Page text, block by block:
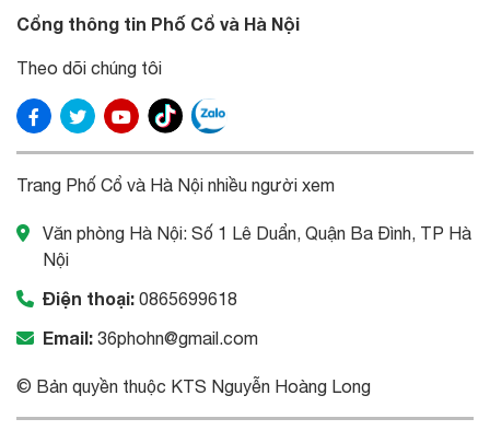
Cổng thông tin Phố Cổ và Hà Nội
Theo dõi chúng tôi
Trang Phố Cổ và Hà Nội nhiều người xem
Văn phòng Hà Nội: Số 1 Lê Duẩn, Quận Ba Đình, TP Hà
Nội
Điện thoại: 0865699618
Email: 36phohn@gmail.com
© Bản quyền thuộc KTS Nguyễn Hoàng Long